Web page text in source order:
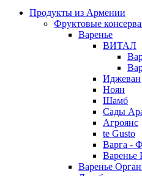
Продукты из Армении
Фруктовые
Варенье
ВИТАЛ
Иджеван
Ноян
Шамб
Сады
Агроянс
te Gusto
Варга -
Варенье
Варенье